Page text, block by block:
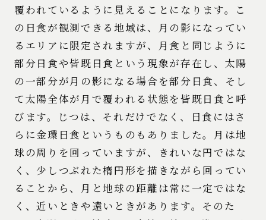
覆われているように見えることになります。こ
の日食が観測できる地域は、月の影になってい
るエリアに限定されますが、月食と同じように
部分日食や皆既日食という現象が存在し、太陽
の一部分が月の影になる場合を部分日食、そし
て太陽全体が月で覆われる状態を皆既日食と呼
びます。じつは、それだけでなく、日食にはさ
らに金環日食というものもありました。月は地
球の周りを回っていますが、きれいな円ではな
く、少しつぶれた楕円形を描きながら回ってい
ることから、月と地球の距離は常に一定ではな
く、近いときや遠いときがあります。そのた